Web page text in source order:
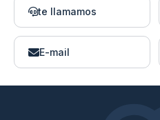
te llamamos
E-mail